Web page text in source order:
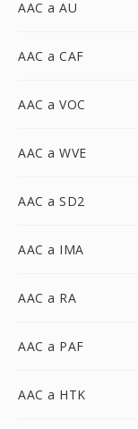
AAC a AU
AAC a CAF
AAC a VOC
AAC a WVE
AAC a SD2
AAC a IMA
AAC a RA
AAC a PAF
AAC a HTK